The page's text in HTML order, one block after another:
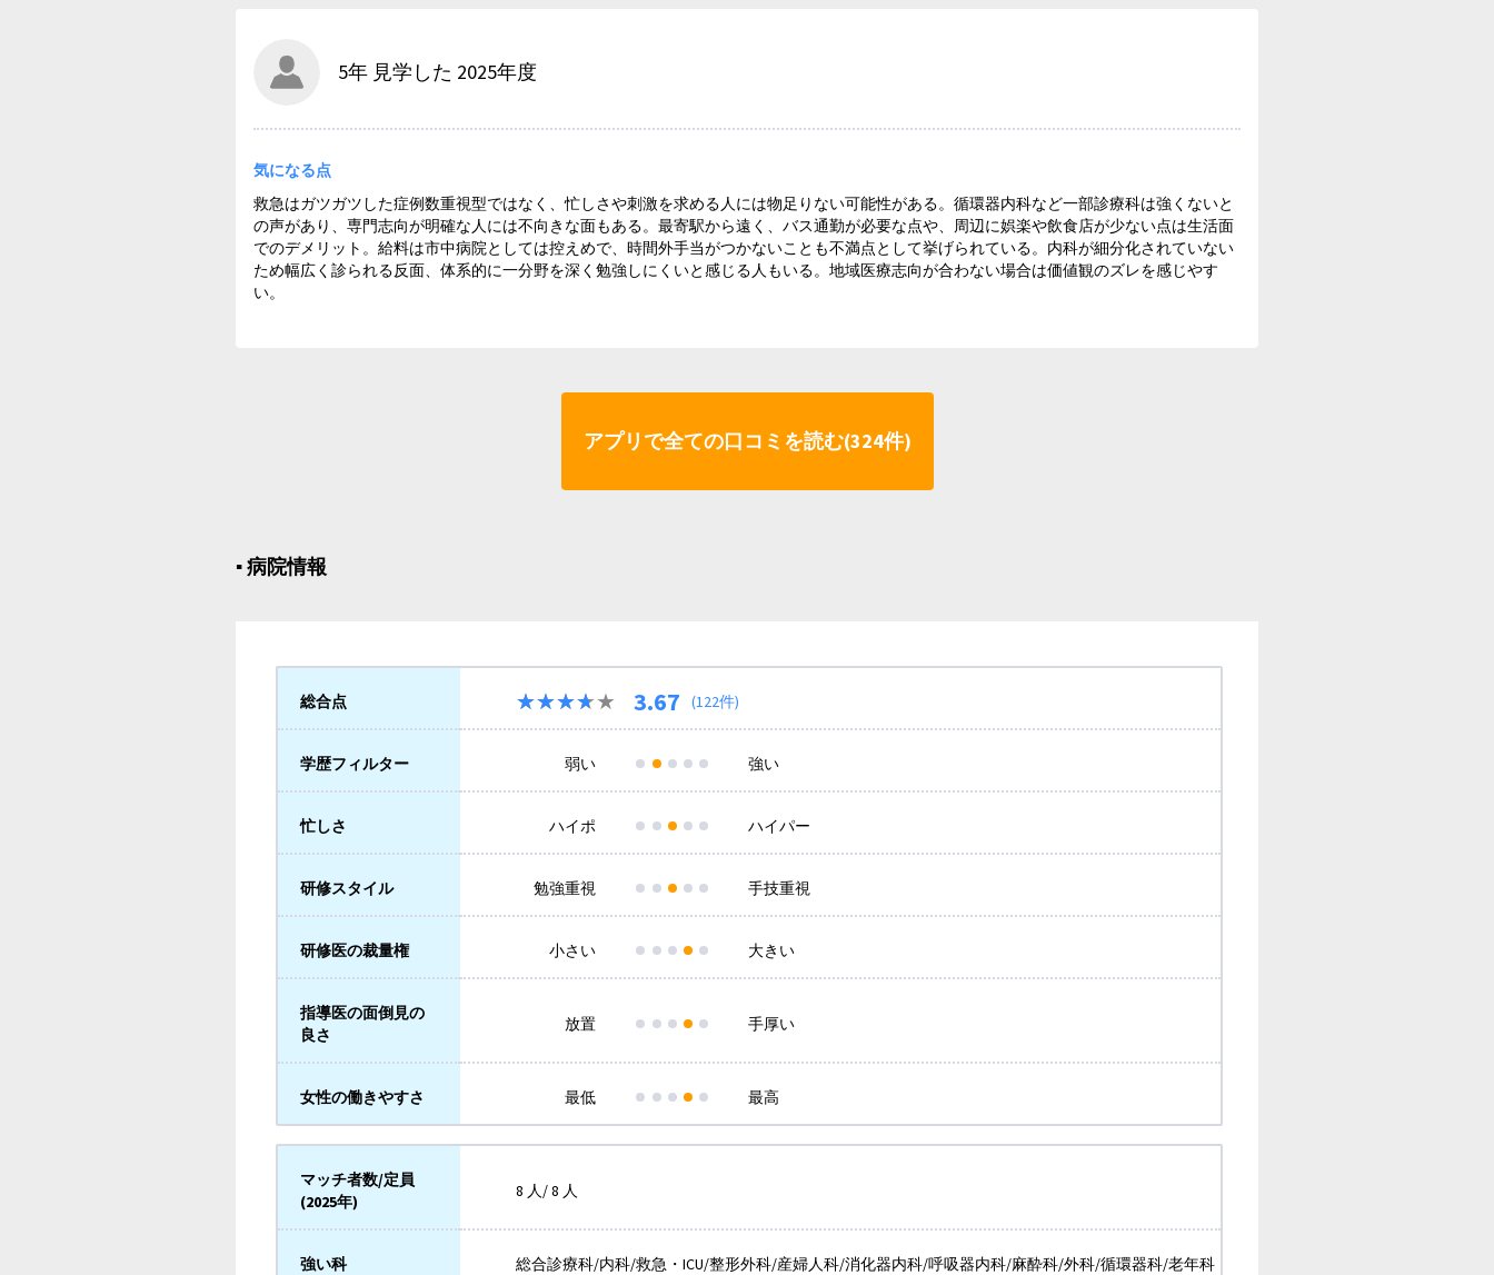
5年 見学した 2025年度
気になる点
救急はガツガツした症例数重視型ではなく、忙しさや刺激を求める人には物足りない可能性がある。循環器内科など一部診療科は強くないと
の声があり、専門志向が明確な人には不向きな面もある。最寄駅から遠く、バス通勤が必要な点や、周辺に娯楽や飲食店が少ない点は生活面
でのデメリット。給料は市中病院としては控えめで、時間外手当がつかないことも不満点として挙げられている。内科が細分化されていない
ため幅広く診られる反面、体系的に一分野を深く勉強しにくいと感じる人もいる。地域医療志向が合わない場合は価値観のズレを感じやす
い。
アプリで全ての口コミを読む(324件)
▪︎ 病院情報
総合点 ★★★★★
★★★★★ 3.67 (122件)
学歴フィルター 弱い 強い
忙しさ ハイポ ハイパー
研修スタイル 勉強重視 手技重視
研修医の裁量権 小さい 大きい
指導医の面倒見の
良さ
放置 手厚い
女性の働きやすさ 最低 最高
マッチ者数/定員
(2025年)
8 人/ 8 人
強い科 総合診療科/内科/救急・ICU/整形外科/産婦人科/消化器内科/呼吸器内科/麻酔科/外科/循環器科/老年科